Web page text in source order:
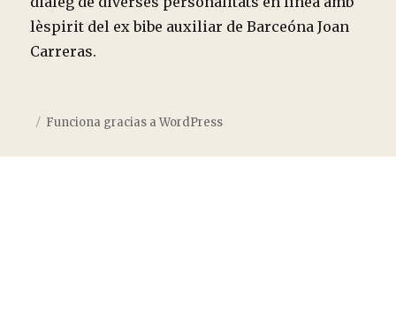
lèspirit del ex bibe auxiliar de Barceóna Joan
Carreras.
Funciona gracias a WordPress